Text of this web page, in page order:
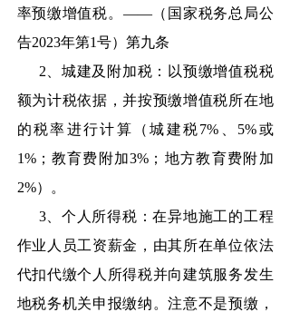
率预缴增值税。——（国家税务总局公
告2023年第1号）第九条
2、城建及附加税：以预缴增值税税
额为计税依据，并按预缴增值税所在地
的税率进行计算（城建税7%、5%或
1%；教育费附加3%；地方教育费附加
2%）。
3、个人所得税：在异地施工的工程
作业人员工资薪金，由其所在单位依法
代扣代缴个人所得税并向建筑服务发生
地税务机关申报缴纳。注意不是预缴，